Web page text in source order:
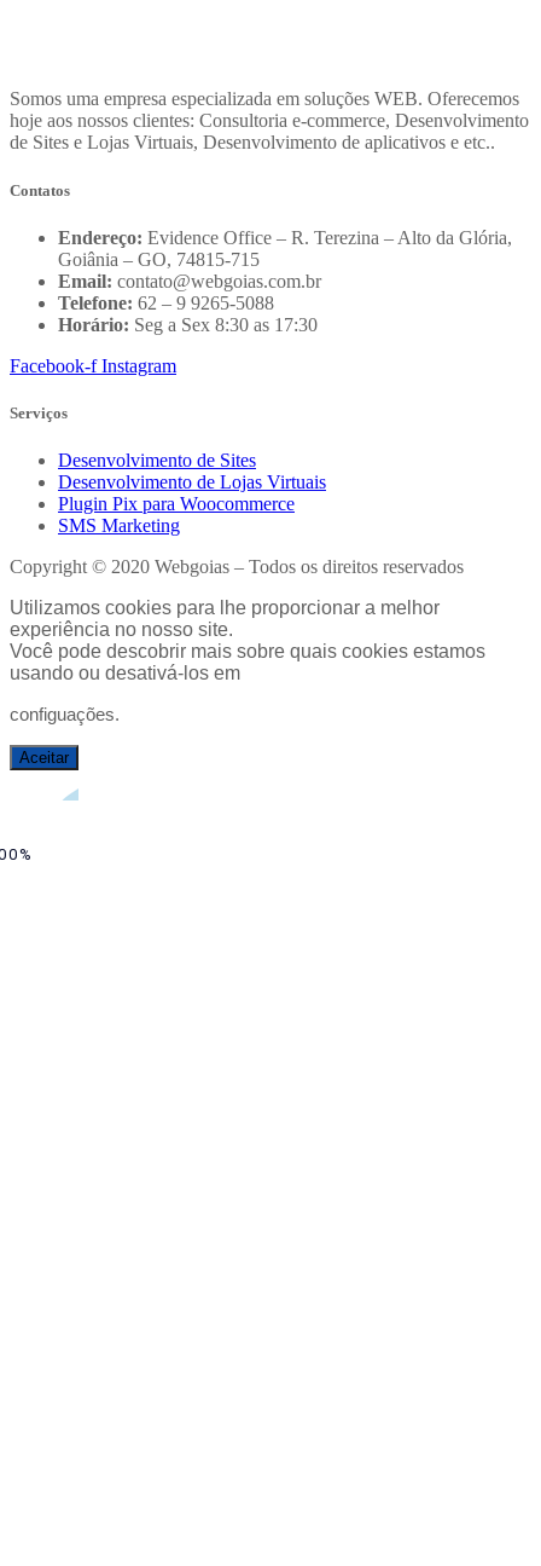
Somos uma empresa especializada em soluções WEB. Oferecemos
hoje aos nossos clientes: Consultoria e-commerce, Desenvolvimento
de Sites e Lojas Virtuais, Desenvolvimento de aplicativos e etc..
Contatos
Endereço: Evidence Office – R. Terezina – Alto da Glória,
Goiânia – GO, 74815-715
Email: contato@webgoias.com.br
Telefone: 62 – 9 9265-5088
Horário: Seg a Sex 8:30 as 17:30
Facebook-f Instagram
Serviços
Desenvolvimento de Sites
Desenvolvimento de Lojas Virtuais
Plugin Pix para Woocommerce
SMS Marketing
Copyright © 2020 Webgoias – Todos os direitos reservados
Utilizamos cookies para lhe proporcionar a melhor
experiência no nosso site.
Você pode descobrir mais sobre quais cookies estamos
usando ou desativá-los em
configuações.
Aceitar